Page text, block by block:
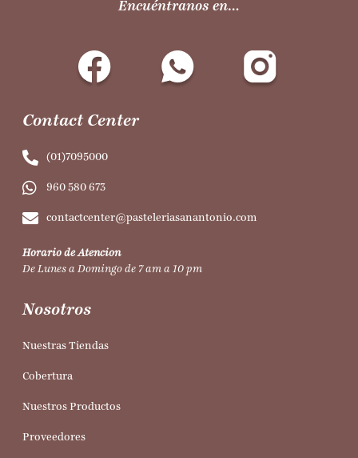
Encuéntranos en…
Contact Center
(01)7095000
960 580 673
contactcenter@pasteleriasanantonio.com
Horario de Atencion
De Lunes a Domingo de 7 am a 10 pm
Nosotros
Nuestras Tiendas
Cobertura
Nuestros Productos
Proveedores